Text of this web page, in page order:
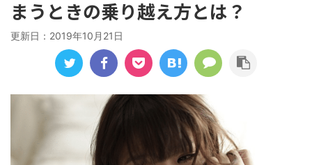
まうときの乗り越え方とは？
更新日： 2019年10月21日